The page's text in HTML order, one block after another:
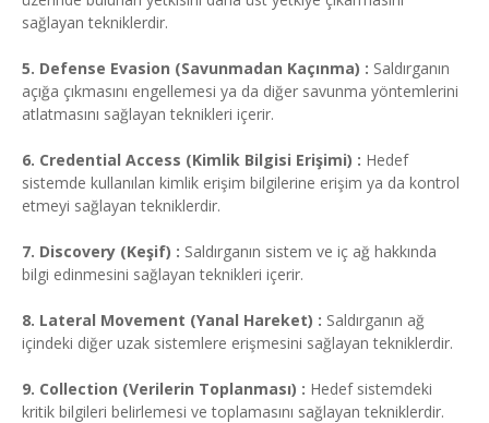
sağlayan tekniklerdir.
5. Defense Evasion (Savunmadan Kaçınma) : Saldırganın
açığa çıkmasını engellemesi ya da diğer savunma yöntemlerini
atlatmasını sağlayan teknikleri içerir.
6. Credential Access (Kimlik Bilgisi Erişimi) : Hedef
sistemde kullanılan kimlik erişim bilgilerine erişim ya da kontrol
etmeyi sağlayan tekniklerdir.
7. Discovery (Keşif) : Saldırganın sistem ve iç ağ hakkında
bilgi edinmesini sağlayan teknikleri içerir.
8. Lateral Movement (Yanal Hareket) : Saldırganın ağ
içindeki diğer uzak sistemlere erişmesini sağlayan tekniklerdir.
9. Collection (Verilerin Toplanması) : Hedef sistemdeki
kritik bilgileri belirlemesi ve toplamasını sağlayan tekniklerdir.